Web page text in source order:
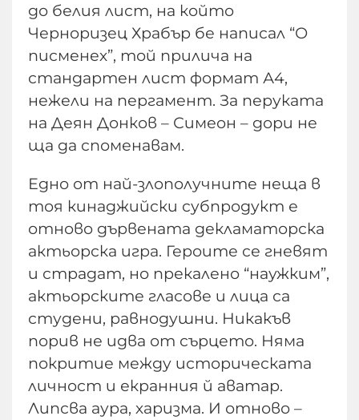
до белия лист, на който
Черноризец Храбър бе написал “О
писменех”, той прилича на
стандартен лист формат А4,
нежели на пергамент. За перуката
на Деян Донков – Симеон – дори не
ща да споменавам.
Едно от най-злополучните неща в
тоя кинаджийски субпродукт е
отново дървената декламаторска
актьорска игра. Героите се гневят
и страдат, но прекалено “наужким”,
актьорските гласове и лица са
студени, равнодушни. Никакъв
порив не идва от сърцето. Няма
покритие между историческата
личност и екранния й аватар.
Липсва аура, харизма. И отново –